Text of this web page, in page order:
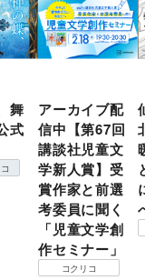
舞
式
アーカイブ配
信中【第67回
講談社児童文
学新人賞】受
賞作家と前選
考委員に聞く
「児童文学創
作セミナー」
コクリコ